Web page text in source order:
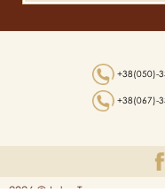
+38(050)-
+38(067)-